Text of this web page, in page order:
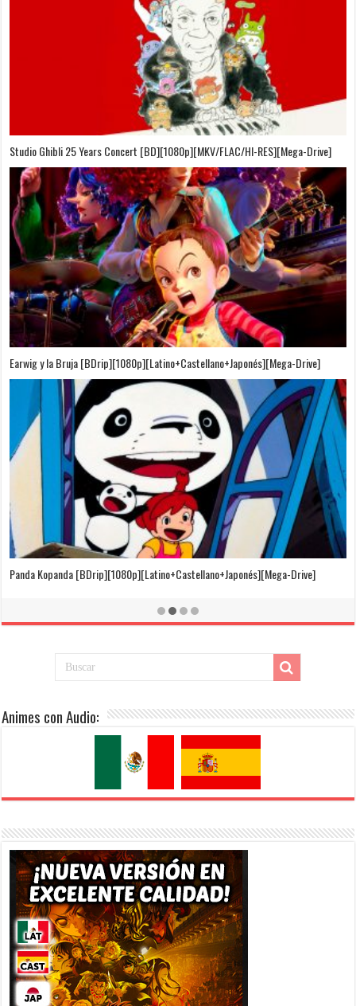
On Your Mark [OVA][BDrip][1080p][Sub-Español][Sub-English][MEGA]
Puedo Escuchar el Mar [Película][BDrip][1080p][Dual Audio]
[Castellano+Japonés][Sub-Español][MEGA]
Animes con Audio: